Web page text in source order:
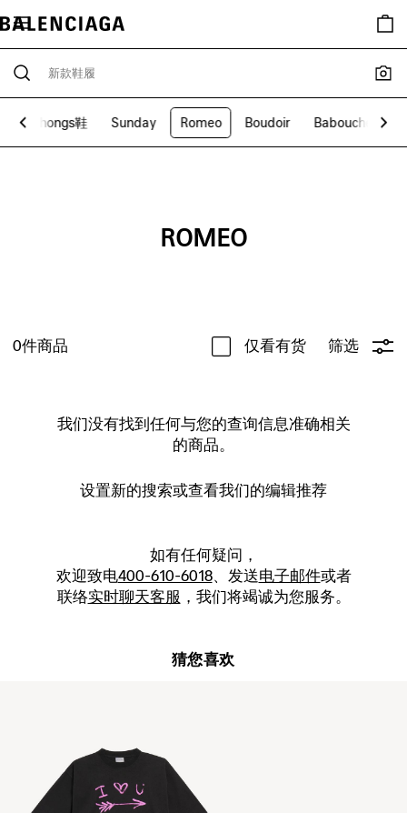
Thongs鞋 Sunday Romeo Boudoir Babouche
ROMEO
0件商品 仅看有货 筛选
我们没有找到任何与您的查询信息准确相关
的商品。
设置新的搜索或查看我们的编辑推荐
如有任何疑问，
欢迎致电400-610-6018、发送电子邮件或者
联络实时聊天客服 ，我们将竭诚为您服务。
猜您喜欢